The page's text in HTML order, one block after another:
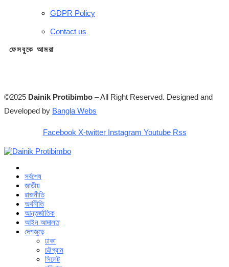
GDPR Policy
Contact us
ফেসবুকে আমরা
©2025 Dainik Protibimbo – All Right Reserved. Designed and
Developed by Bangla Webs
Facebook X-twitter Instagram Youtube Rss
সর্বশেষ
জাতীয়
রাজনীতি
অর্থনীতি
আন্তর্জাতিক
আইন আদালত
দেশজুড়ে
ঢাকা
চট্টগ্রাম
সিলেট